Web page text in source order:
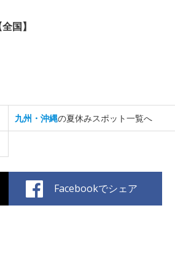
国】
九州・沖縄の夏休みスポット一覧へ
Facebookでシェア